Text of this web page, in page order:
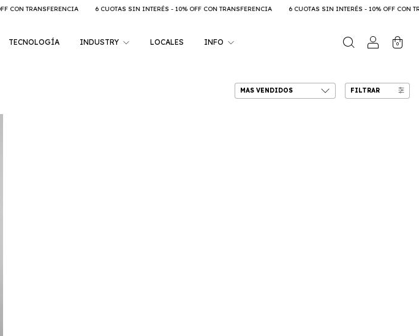
6 CUOTAS SIN INTERÉS - 10% OFF CON TRANSFERENCIA 6 CUOTAS SIN INTERÉS - 10% OFF CON
TECNOLOGÍA INDUSTRY LOCALES INFO 0
FILTRAR